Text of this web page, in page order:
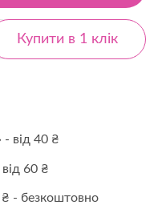
- від 40 ₴
60 ₴
₴ - безкоштовно